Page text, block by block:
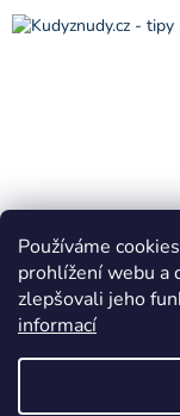
Používáme
prohlížení webu a
zlepšovali jeho
informací